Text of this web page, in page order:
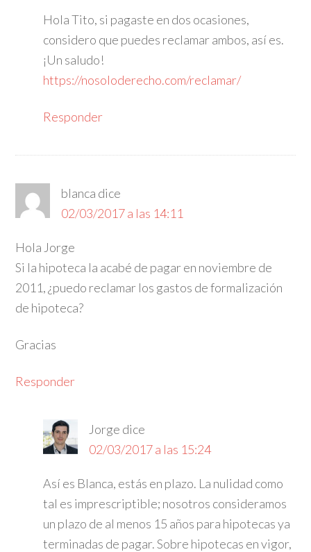
Hola Tito, si pagaste en dos ocasiones,
considero que puedes reclamar ambos, así es.
¡Un saludo!
https://nosoloderecho.com/reclamar/
Responder
blanca dice
02/03/2017 a las 14:11
Hola Jorge
Si la hipoteca la acabé de pagar en noviembre de
2011, ¿puedo reclamar los gastos de formalización
de hipoteca?
Gracias
Responder
Jorge dice
02/03/2017 a las 15:24
Así es Blanca, estás en plazo. La nulidad como
tal es imprescriptible; nosotros consideramos
un plazo de al menos 15 años para hipotecas ya
terminadas de pagar. Sobre hipotecas en vigor,